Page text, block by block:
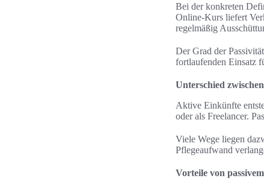
Bei der konkreten
Online-Kurs liefert
regelmäßig
Der Grad der
fortlaufenden Einsatz
Unterschied
Aktive Einkünfte
oder als Freelancer.
Viele Wege liegen
Pflegeaufwand
Vorteile von